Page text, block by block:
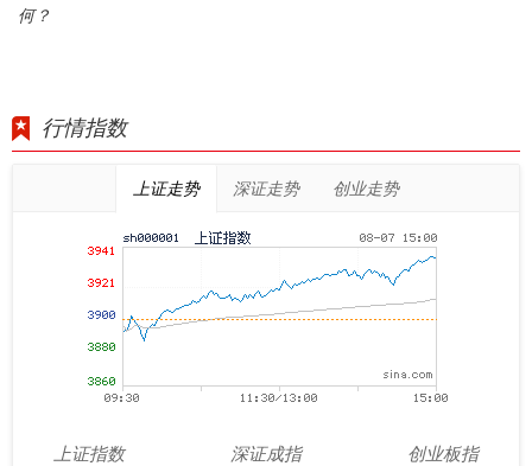
何？
行情指数
上证走势 深证走势 创业走势
上证指数
深证成指
创业板指